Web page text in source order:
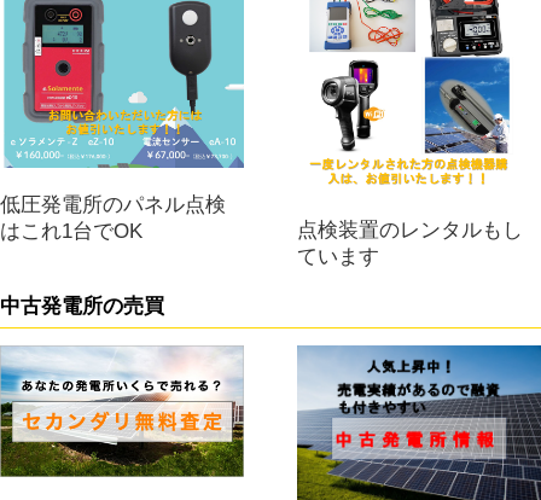
低圧発電所のパネル点検
はこれ1台でOK
点検装置のレンタルもし
ています
中古発電所の売買